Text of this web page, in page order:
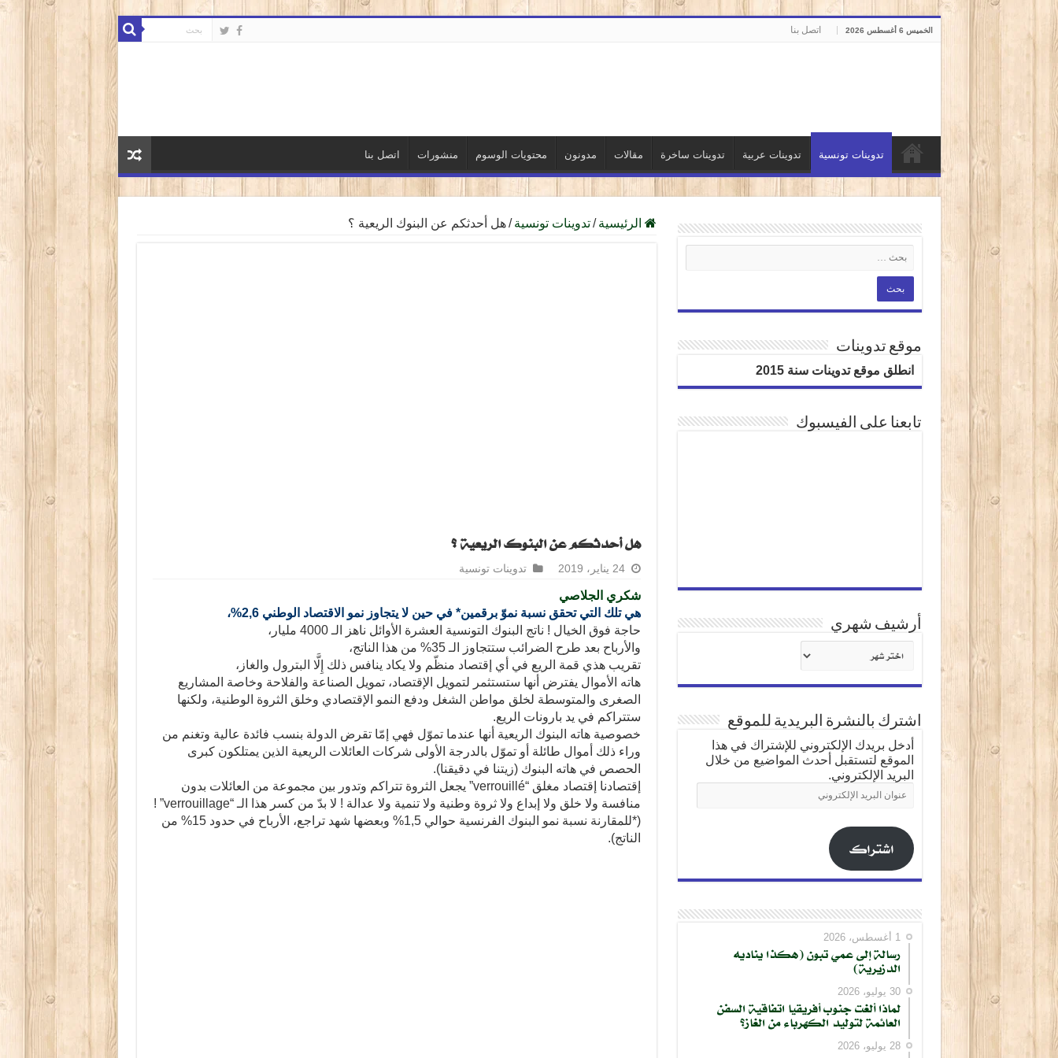
الخميس 6 أغسطس 2026 اتصل بنا
تدوينات تونسية تدوينات عربية تدوينات ساخرة مقالات مدونون محتويات الوسوم منشورات اتصل بنا
الرئيسية / تدوينات تونسية / هل أحدثكم عن البنوك الريعية ؟
هل أحدثكم عن البنوك الريعية ؟
24 يناير، 2019 تدوينات تونسية
شكري الجلاصي
هي تلك التي تحقق نسبة نموّ برقمين* في حين لا يتجاوز نمو الاقتصاد الوطني 2,6%،
حاجة فوق الخيال ! ناتج البنوك التونسية العشرة الأوائل ناهز الـ 4000 مليار،
والأرباح بعد طرح الضرائب ستتجاوز الـ 35% من هذا الناتج،
تقريب هذي قمة الريع في أي إقتصاد منظّم ولا يكاد ينافس ذلك إِلَّا البترول والغاز،
هاته الأموال يفترض أنها ستستثمر لتمويل الإقتصاد، تمويل الصناعة والفلاحة وخاصة المشاريع
الصغرى والمتوسطة لخلق مواطن الشغل ودفع النمو الإقتصادي وخلق الثروة الوطنية، ولكنها
ستتراكم في يد بارونات الريع.
خصوصية هاته البنوك الريعية أنها عندما تموّل فهي إمّا تقرض الدولة بنسب فائدة عالية وتغنم من
وراء ذلك أموال طائلة أو تموّل بالدرجة الأولى شركات العائلات الريعية الذين يمتلكون كبرى
الحصص في هاته البنوك (زيتنا في دقيقنا).
إقتصادنا إقتصاد مغلق “verrouillé” يجعل الثروة تتراكم وتدور بين مجموعة من العائلات بدون
منافسة ولا خلق ولا إبداع ولا ثروة وطنية ولا تنمية ولا عدالة ! لا بدّ من كسر هذا الـ “verrouillage” !
(*للمقارنة نسبة نمو البنوك الفرنسية حوالي 1,5% وبعضها شهد تراجع، الأرباح في حدود 15% من
الناتج).
موقع تدوينات
انطلق موقع تدوينات سنة 2015
تابعنا على الفيسبوك
أرشيف شهري
شهري
اشترك بالنشرة البريدية للموقع
أدخل بريدك الإلكتروني للإشتراك في هذا
الموقع لتستقبل أحدث المواضيع من خلال
البريد الإلكتروني.
عنوان
البريد
اشتراك
1 أغسطس، 2026
رسالة إلى عمي تبون (هكذا يناديه
الدزيرية)
30 يوليو، 2026
لماذا ألغت جنوب أفريقيا اتفاقية السفن
العائمة لتوليد الكهرباء من الغاز؟
28 يوليو، 2026